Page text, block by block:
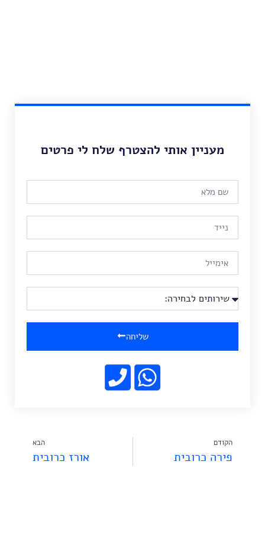
מעניין אותי להצטרף שלח לי פרטים
שליחה
הקודם
פירה כרובית
הבא
אורז כרובית